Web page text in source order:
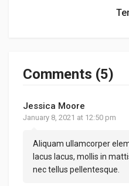
Comments (5)
Jessica Moore
January 8, 2021 at 12:50 pm
Aliquam ullamcorper
lacus lacus, mollis in
nec tellus pellentesque.